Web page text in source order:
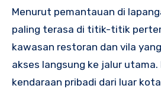
Menurut pemantauan di
paling terasa di titik-titik
kawasan restoran dan vila
akses langsung ke jalur
kendaraan pribadi dari luar